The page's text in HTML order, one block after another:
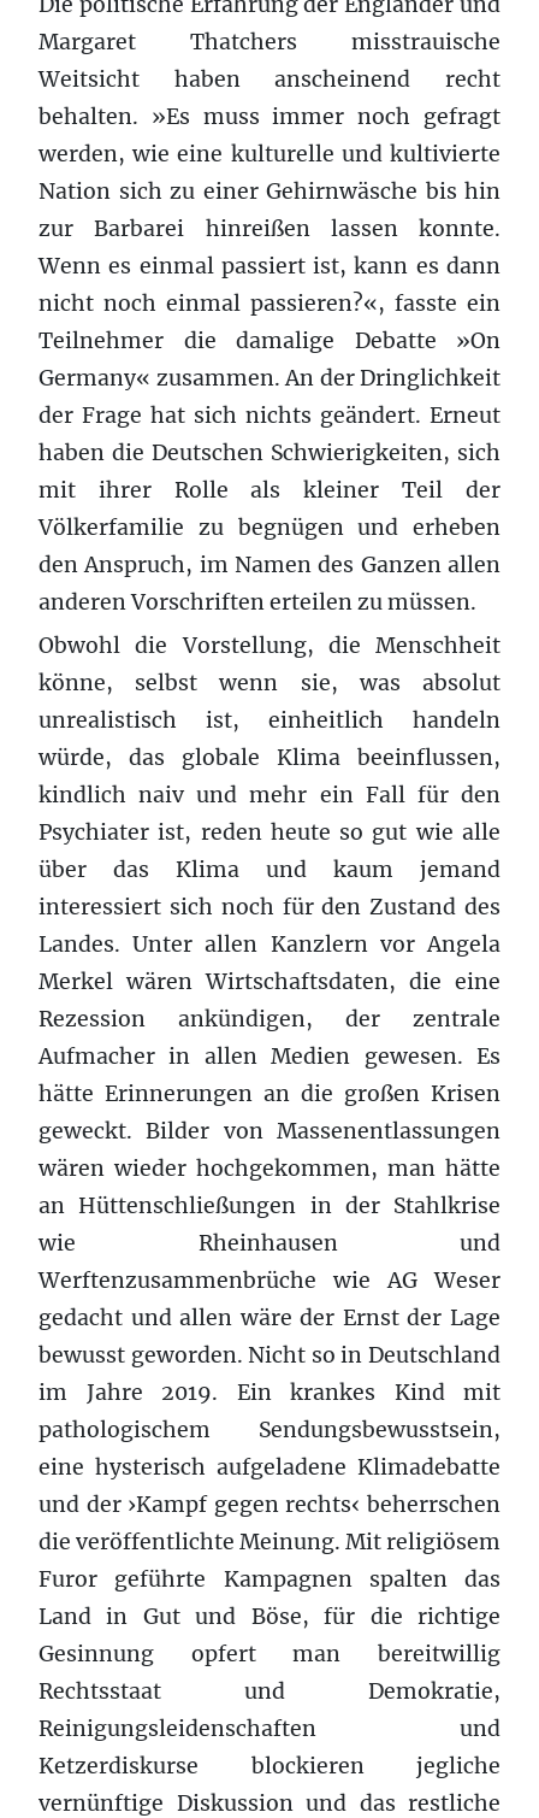
Margaret Thatchers misstrauische
Weitsicht haben anscheinend recht
behalten. »Es muss immer noch gefragt
werden, wie eine kulturelle und kultivierte
Nation sich zu einer Gehirnwäsche bis hin
zur Barbarei hinreißen lassen konnte.
Wenn es einmal passiert ist, kann es dann
nicht noch einmal passieren?«, fasste ein
Teilnehmer die damalige Debatte »On
Germany« zusammen. An der Dringlichkeit
der Frage hat sich nichts geändert. Erneut
haben die Deutschen Schwierigkeiten, sich
mit ihrer Rolle als kleiner Teil der
Völkerfamilie zu begnügen und erheben
den Anspruch, im Namen des Ganzen allen
anderen Vorschriften erteilen zu müssen.
Obwohl die Vorstellung, die Menschheit
könne, selbst wenn sie, was absolut
unrealistisch ist, einheitlich handeln
würde, das globale Klima beeinflussen,
kindlich naiv und mehr ein Fall für den
Psychiater ist, reden heute so gut wie alle
über das Klima und kaum jemand
interessiert sich noch für den Zustand des
Landes. Unter allen Kanzlern vor Angela
Merkel wären Wirtschaftsdaten, die eine
Rezession ankündigen, der zentrale
Aufmacher in allen Medien gewesen. Es
hätte Erinnerungen an die großen Krisen
geweckt. Bilder von Massenentlassungen
wären wieder hochgekommen, man hätte
an Hüttenschließungen in der Stahlkrise
wie Rheinhausen und
Werftenzusammenbrüche wie AG Weser
gedacht und allen wäre der Ernst der Lage
bewusst geworden. Nicht so in Deutschland
im Jahre 2019. Ein krankes Kind mit
pathologischem Sendungsbewusstsein,
eine hysterisch aufgeladene Klimadebatte
und der ›Kampf gegen rechts‹ beherrschen
die veröffentlichte Meinung. Mit religiösem
Furor geführte Kampagnen spalten das
Land in Gut und Böse, für die richtige
Gesinnung opfert man bereitwillig
Rechtsstaat und Demokratie,
Reinigungsleidenschaften und
Ketzerdiskurse blockieren jegliche
vernünftige Diskussion und das restliche